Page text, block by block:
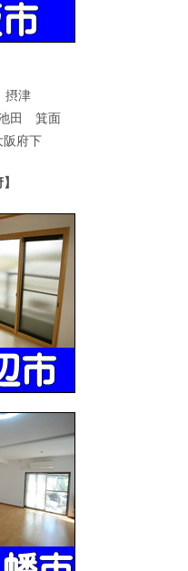
摂津
田 箕面
府下